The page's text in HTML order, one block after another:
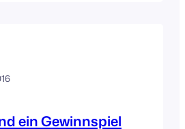
ein Gewinnspiel